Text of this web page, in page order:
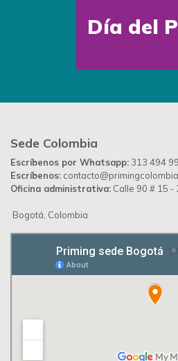
Día del
Sede Colombia
Escríbenos por Whatsapp: 313 494
Escríbenos:
Oficina administrativa: Calle 90 # 15 -
Bogotá, Colombia